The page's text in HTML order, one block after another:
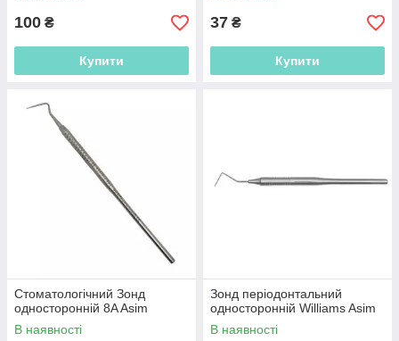
100 ₴
Купити
37 ₴
Купити
Стоматологічний Зонд
односторонній 8A Asim
В наявності
Зонд періодонтальний
односторонній Williams Asim
В наявності